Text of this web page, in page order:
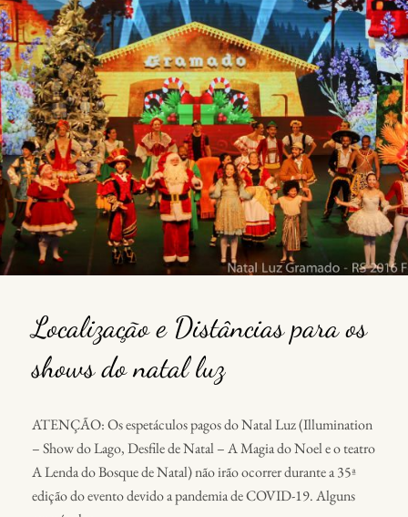
Localização e Distâncias para os
shows do natal luz
ATENÇÃO: Os espetáculos pagos do Natal Luz (Illumination
– Show do Lago, Desfile de Natal – A Magia do Noel e o teatro
A Lenda do Bosque de Natal) não irão ocorrer durante a 35ª
edição do evento devido a pandemia de COVID-19. Alguns